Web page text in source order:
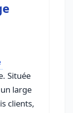
Située
large
clients,